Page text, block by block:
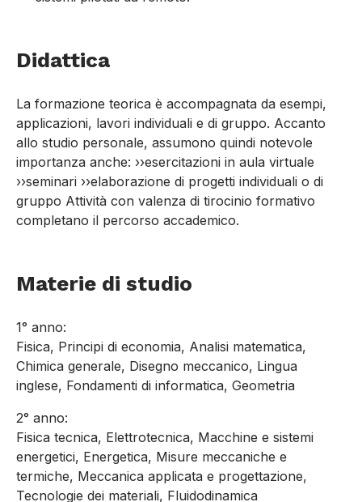
Didattica
La formazione teorica è accompagnata da esempi,
applicazioni, lavori individuali e di gruppo. Accanto
allo studio personale, assumono quindi notevole
importanza anche: ››esercitazioni in aula virtuale
››seminari ››elaborazione di progetti individuali o di
gruppo Attività con valenza di tirocinio formativo
completano il percorso accademico.
Materie di studio
1° anno:
Fisica, Principi di economia, Analisi matematica,
Chimica generale, Disegno meccanico, Lingua
inglese, Fondamenti di informatica, Geometria
2° anno:
Fisica tecnica, Elettrotecnica, Macchine e sistemi
energetici, Energetica, Misure meccaniche e
termiche, Meccanica applicata e progettazione,
Tecnologie dei materiali, Fluidodinamica